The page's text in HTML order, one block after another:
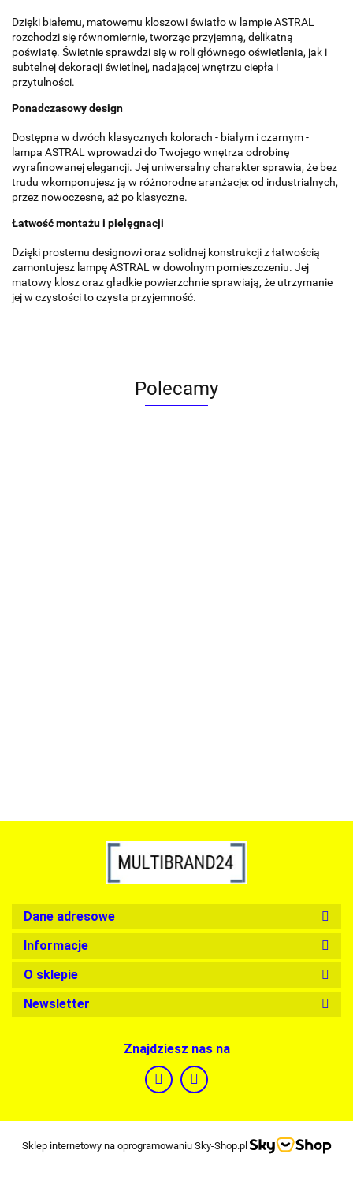
Dzięki białemu, matowemu kloszowi światło w lampie ASTRAL
rozchodzi się równomiernie, tworząc przyjemną, delikatną
poświatę. Świetnie sprawdzi się w roli głównego oświetlenia, jak i
subtelnej dekoracji świetlnej, nadającej wnętrzu ciepła i
przytulności.
Ponadczasowy design
Dostępna w dwóch klasycznych kolorach - białym i czarnym -
lampa ASTRAL wprowadzi do Twojego wnętrza odrobinę
wyrafinowanej elegancji. Jej uniwersalny charakter sprawia, że bez
trudu wkomponujesz ją w różnorodne aranżacje: od industrialnych,
przez nowoczesne, aż po klasyczne.
Łatwość montażu i pielęgnacji
Dzięki prostemu designowi oraz solidnej konstrukcji z łatwością
zamontujesz lampę ASTRAL w dowolnym pomieszczeniu. Jej
matowy klosz oraz gładkie powierzchnie sprawiają, że utrzymanie
jej w czystości to czysta przyjemność.
Polecamy
Dane adresowe
Informacje
O sklepie
Newsletter
Znajdziesz nas na
Sklep internetowy na oprogramowaniu Sky-Shop.pl